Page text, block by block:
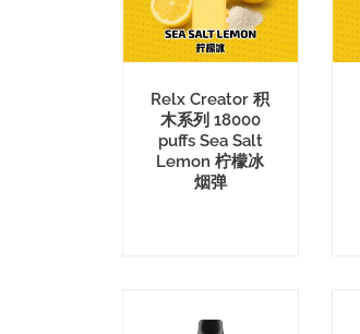
Relx Creator 积
木系列 18000
puffs Sea Salt
Lemon 柠檬冰
烟弹